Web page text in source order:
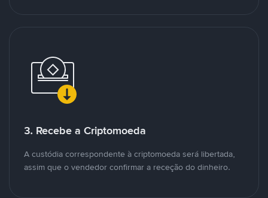
3. Recebe a Criptomoeda
A custódia correspondente à criptomoeda será libertada,
assim que o vendedor confirmar a receção do dinheiro.